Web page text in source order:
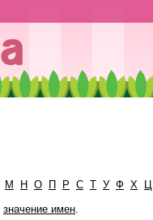
М Н О П Р С Т У Ф Х Ц
значение имен.